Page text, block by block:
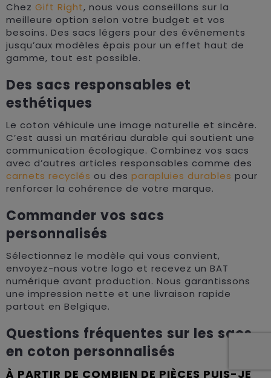
Chez Gift Right, nous vous conseillons sur la
meilleure option selon votre budget et vos
besoins. Des sacs légers pour des événements
jusqu’aux modèles épais pour un effet haut de
gamme, tout est possible.
Des sacs responsables et
esthétiques
Le coton véhicule une image naturelle et sincère.
C’est aussi un matériau durable qui soutient une
communication écologique. Combinez vos sacs
avec d’autres articles responsables comme des
carnets recyclés ou des parapluies durables pour
renforcer la cohérence de votre marque.
Commander vos sacs
personnalisés
Sélectionnez le modèle qui vous convient,
envoyez-nous votre logo et recevez un BAT
numérique avant production. Nous garantissons
une impression nette et une livraison rapide
partout en Belgique.
Questions fréquentes sur les sacs
en coton personnalisés
À PARTIR DE COMBIEN DE PIÈCES PUIS-JE